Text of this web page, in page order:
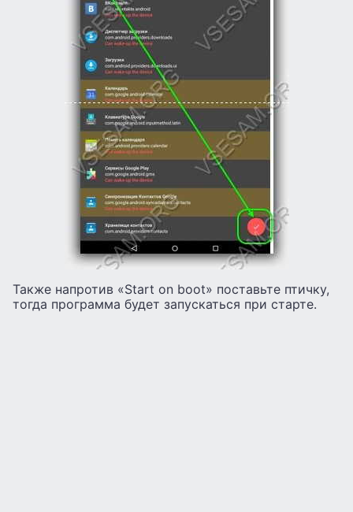
Также напротив «Start on boot» поставьте птичку,
тогда программа будет запускаться при старте.